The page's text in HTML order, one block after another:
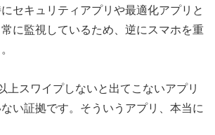
セキュリティアプリや最適化アプリと
に監視しているため、逆にスマホを重
上スワイプしないと出てこないアプリ
い証拠です。そういうアプリ、本当に